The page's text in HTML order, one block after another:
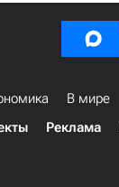
В мире
Реклама